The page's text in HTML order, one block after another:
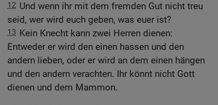
12 Und wenn ihr mit dem fremden Gut nicht treu
seid, wer wird euch geben, was euer ist?
13 Kein Knecht kann zwei Herren dienen:
Entweder er wird den einen hassen und den
andern lieben, oder er wird an dem einen hängen
und den andern verachten. Ihr könnt nicht Gott
dienen und dem Mammon.